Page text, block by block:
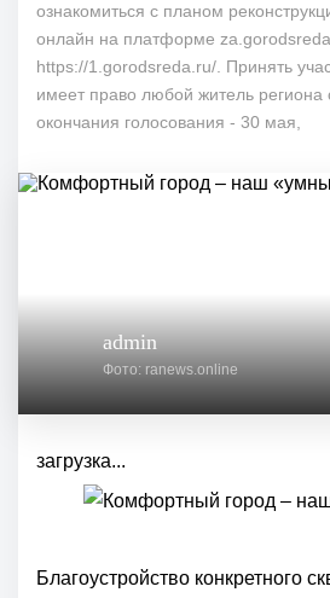
ознакомиться с планом
онлайн на платформе
https://1.gorodsreda.ru/. Принять
имеет право любой житель региона
окончания голосования - 30 мая,
admin
Фото: ranews.online
загрузка...
Благоустройство конкретного